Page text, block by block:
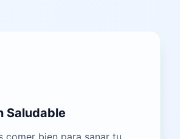
Saludable
comer bien para sanar tu